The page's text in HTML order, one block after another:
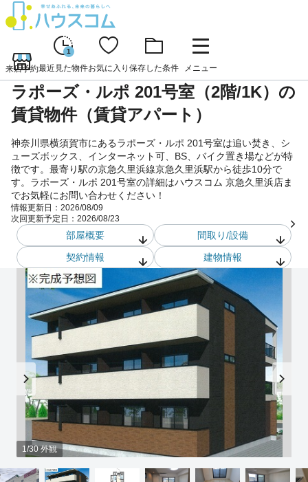
来店予約
1
最近見た物件お気に入り 保存した条件 メニュー
ラポーズ・ルポ 201号室（2階/1K）の
賃貸物件（賃貸アパート）
神奈川県横須賀市にあるラポーズ・ルポ 201号室は追い焚き、シ
ューズボックス、インターネット可、BS、バイク置き場などが特
徴です。最寄り駅の京急久里浜線京急久里浜駅から徒歩10分で
す。ラポーズ・ルポ 201号室の詳細はハウスコム 京急久里浜店ま
でお気軽にお問い合わせください！
情報更新日： 2026/08/09
次回更新予定日： 2026/08/23
部屋概要
間取り/設備
契約情報
建物情報
1/30 外観